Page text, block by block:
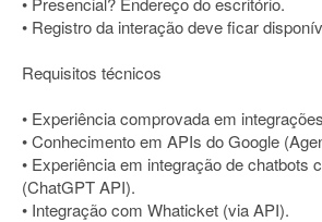
• Registro da interação deve ficar
Requisitos técnicos
• Experiência comprovada em
• Conhecimento em APIs do Google
• Experiência em integração de chatbots
(ChatGPT API).
• Integração com Whaticket (via API).